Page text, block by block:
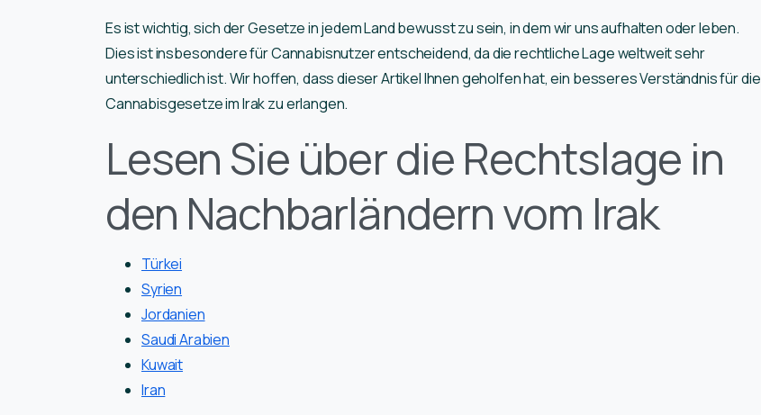
Es ist wichtig, sich der Gesetze in jedem Land bewusst zu sein, in dem wir uns aufhalten oder leben.
Dies ist insbesondere für Cannabisnutzer entscheidend, da die rechtliche Lage weltweit sehr
unterschiedlich ist. Wir hoffen, dass dieser Artikel Ihnen geholfen hat, ein besseres Verständnis für die
Cannabisgesetze im Irak zu erlangen.
Lesen Sie über die Rechtslage in
den Nachbarländern vom Irak
Türkei
Syrien
Jordanien
Saudi Arabien
Kuwait
Iran